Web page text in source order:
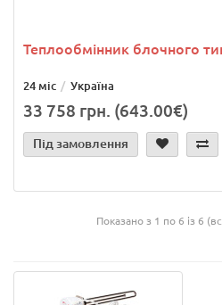
Теплообмінник блочного
24 міс Україна
33 758 грн. (643.00€)
Під замовлення
Показано з 1 по 6 із 6